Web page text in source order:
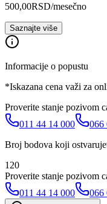
500,00RSD/mesečno
Saznajte više
Informacije o popustu
*Iskazana cena važi za
Proverite stanje pozivom
011 44 14 000
066
Broj bodova koji
120
Proverite stanje pozivom
011 44 14 000
066